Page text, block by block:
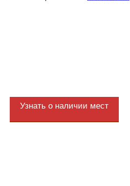
Узнать о наличии мест